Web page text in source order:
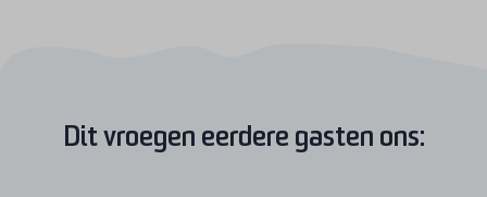
Dit vroegen eerdere gasten ons: